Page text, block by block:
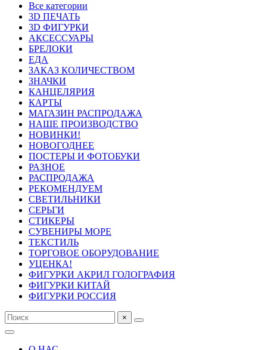
Все категории
3D ПЕЧАТЬ
3D ФИГУРКИ
АКСЕССУАРЫ
БРЕЛОКИ
ЕДА
ЗАКАЗ КОЛИЧЕСТВОМ
ЗНАЧКИ
КАНЦЕЛЯРИЯ
КАРТЫ
МАГАЗИН РАСПРОДАЖА
НАШЕ ПРОИЗВОДСТВО
НОВИНКИ!
НОВОГОДНЕЕ
ПОСТЕРЫ И ФОТОБУКИ
РАЗНОЕ
РАСПРОДАЖА
РЕКОМЕНДУЕМ
СВЕТИЛЬНИКИ
СЕРЬГИ
СТИКЕРЫ
СУВЕНИРЫ МОРЕ
ТЕКСТИЛЬ
ТОРГОВОЕ ОБОРУДОВАНИЕ
УЦЕНКА!
ФИГУРКИ АКРИЛ ГОЛОГРАФИЯ
ФИГУРКИ КИТАЙ
ФИГУРКИ РОССИЯ
×